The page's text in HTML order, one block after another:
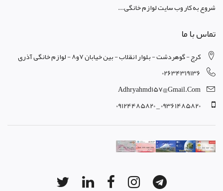
شروع به کار وب سایت لوازم خانگی...
تماس با ما
کرج - گوهردشت - بلوار انقلاب - بین خیابان 7و8 - لوازم خانگی آذری
02634319136
Adhryahmd157@gmail.com
09361485820 _ 09124485820